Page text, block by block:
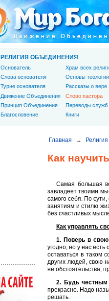
Главная →
Как
Самая большая
завладеет твоими
самого себя. По
занятиям и стилю
без счастливых
Как управлять
1. Поверь в
угодно, но у нас
оставаться в таком
других людей, свою
не обстоятельства,
2. Будь
прекрасно. Надо
решать.
РЕЛИГИЯ ОБЪЕДИНЕНИЯ
Основатель
Слова основателя
Турне основателя
Движение Объединения
Принцип Объединения
Благословение
Храм всех
Основы теологии
Рассказы о вере
Слово пастора
Переводы служб
Книги